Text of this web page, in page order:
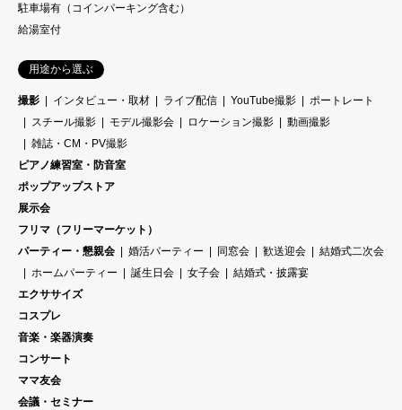
駐車場有（コインパーキング含む）
給湯室付
用途から選ぶ
撮影 インタビュー・取材 ライブ配信 YouTube撮影
ポートレート
スチール撮影
モデル撮影会 ロケーション撮影
動画撮影
雑誌・CM・PV撮影
ピアノ練習室・防音室
ポップアップストア
展示会
フリマ（フリーマーケット）
パーティー・懇親会
婚活パーティー 同窓会 歓送迎会
結婚式二次会
ホームパーティー
誕生日会 女子会
結婚式・披露宴
エクササイズ
コスプレ
音楽・楽器演奏
コンサート
ママ友会
会議・セミナー